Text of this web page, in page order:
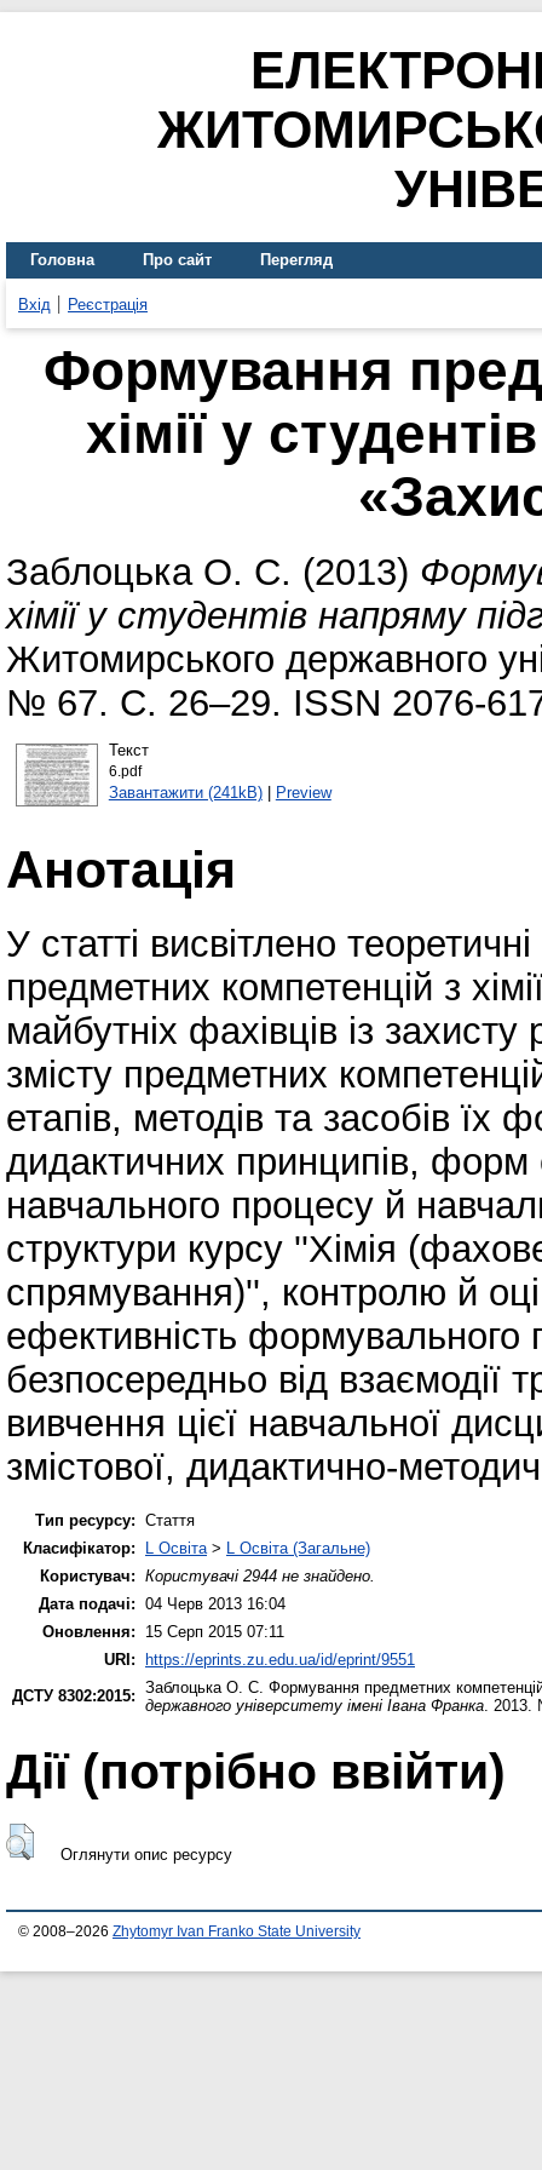
Головна Про сайт Перегляд
Вхід Реєстрація
Формування
хімії у
Заблоцька О. С. (2013)
хімії у студентів напряму
Житомирського державного
№ 67. С. 26–29. ISSN 2076-
Текст
6.pdf
Завантажити (241kB)| Preview
Анотація
У статті висвітлено
предметних компетенцій з
майбутніх фахівців із
змісту предметних
етапів, методів та засобів їх
дидактичних принципів, форм
навчального процесу й
структури курсу ''Хімія
спрямування)'', контролю й
ефективність формувального
безпосередньо від взаємодії
вивчення цієї навчальної
змістової, дидактично-
Тип ресурсу: Стаття
Класифікатор:
L Освіта > L Освіта (Загальне)
Користувач: Користувачі 2944 не знайдено.
Дата подачі: 04 Черв 2013 16:04
Оновлення:
15 Серп 2015 07:11
URI: https://eprints.zu.edu.ua/id/eprint/9551
ДСТУ 8302:2015: Заблоцька О. С. Формування предметних
державного університету імені Івана Франка .
Дії ​​(потрібно ввійти)
Оглянути опис ресурсу
© 2008–2026 Zhytomyr Ivan Franko State University